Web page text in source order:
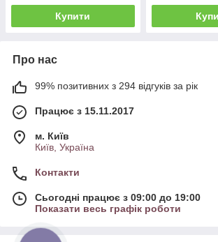
Купити
Про нас
99% позитивних з 294 відгуків за рік
Працює з 15.11.2017
м. Київ
Київ, Україна
Контакти
Сьогодні працює з 09:00 до 19:00
Показати весь графік роботи